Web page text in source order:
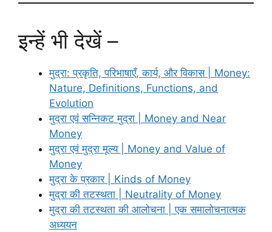
इन्हें भी देखें –
मुद्रा: प्रकृति, परिभाषाएँ, कार्य, और विकास | Money:
Nature, Definitions, Functions, and
Evolution
मुद्रा एवं सन्निकट मुद्रा | Money and Near
Money
मुद्रा एवं मुद्रा मूल्य | Money and Value of
Money
मुद्रा के प्रकार | Kinds of Money
मुद्रा की तटस्थता | Neutrality of Money
मुद्रा की तटस्थता की आलोचना | एक समालोचनात्मक
अध्ययन